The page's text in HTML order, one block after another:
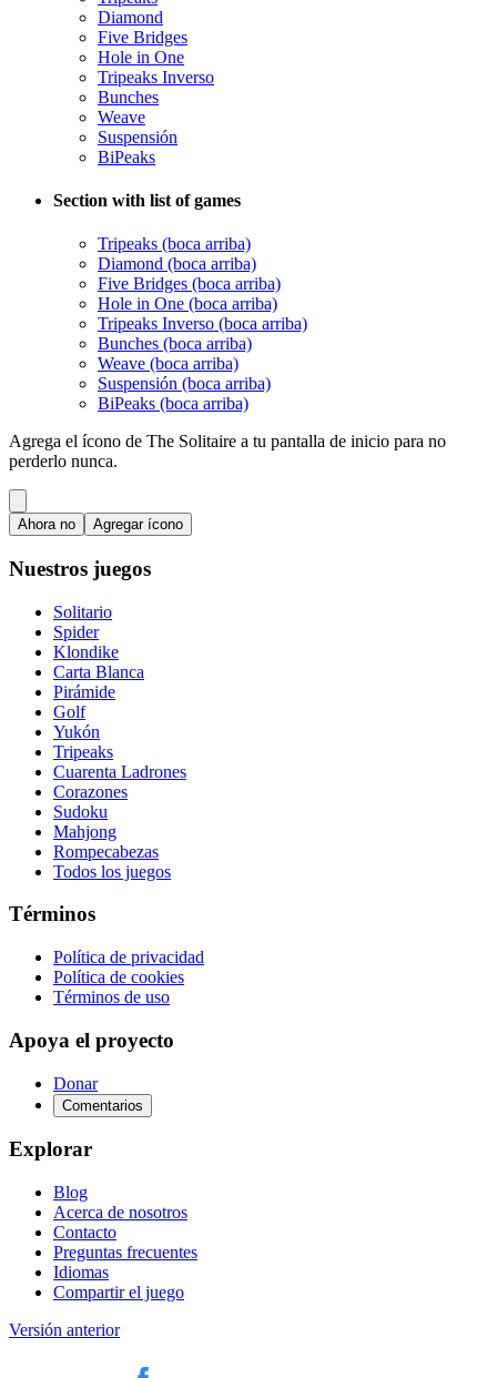
Diamond
Five Bridges
Hole in One
Tripeaks Inverso
Bunches
Weave
Suspensión
BiPeaks
Section with list of games
Tripeaks (boca arriba)
Diamond (boca arriba)
Five Bridges (boca arriba)
Hole in One (boca arriba)
Tripeaks Inverso (boca arriba)
Bunches (boca arriba)
Weave (boca arriba)
Suspensión (boca arriba)
BiPeaks (boca arriba)
Agrega el ícono de The Solitaire a tu pantalla de inicio para no
perderlo nunca.
Ahora no Agregar ícono
Nuestros juegos
Solitario
Spider
Klondike
Carta Blanca
Pirámide
Golf
Yukón
Tripeaks
Cuarenta Ladrones
Corazones
Sudoku
Mahjong
Rompecabezas
Todos los juegos
Términos
Política de privacidad
Política de cookies
Términos de uso
Apoya el proyecto
Donar
Comentarios
Explorar
Blog
Acerca de nosotros
Contacto
Preguntas frecuentes
Idiomas
Compartir el juego
Versión anterior